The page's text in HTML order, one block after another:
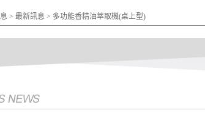
> 最新訊息 > 多功能香精油萃取機(桌上型)